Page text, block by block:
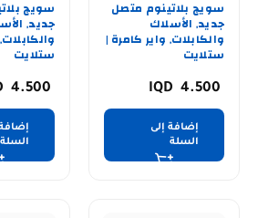
سويج بلاتينوم متصل
جديد, الأسلاك
والكابلات, واير كامرة |
ستلايت
4.500
إضافة إلى
السلة
سويج
جديد,
والكابلات,
ستلايت
4.500
السلة